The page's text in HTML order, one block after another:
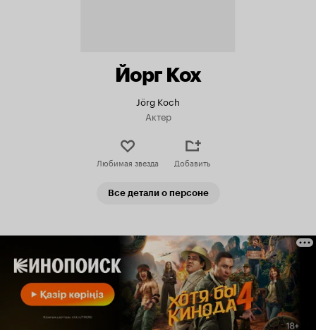
Йорг Кох
Jörg Koch
Актер
Любимая звезда Добавить
Все детали о персоне